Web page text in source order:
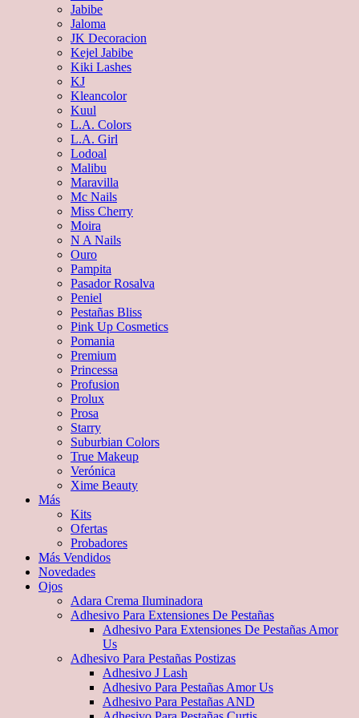
Jabibe
Jaloma
JK Decoracion
Kejel Jabibe
Kiki Lashes
KJ
Kleancolor
Kuul
L.A. Colors
L.A. Girl
Lodoal
Malibu
Maravilla
Mc Nails
Miss Cherry
Moira
N A Nails
Ouro
Pampita
Pasador Rosalva
Peniel
Pestañas Bliss
Pink Up Cosmetics
Pomania
Premium
Princessa
Profusion
Prolux
Prosa
Starry
Suburbian Colors
True Makeup
Verónica
Xime Beauty
Más
Kits
Ofertas
Probadores
Más Vendidos
Novedades
Ojos
Adara Crema Iluminadora
Adhesivo Para Extensiones De Pestañas
Adhesivo Para Extensiones De Pestañas Amor
Us
Adhesivo Para Pestañas Postizas
Adhesivo J Lash
Adhesivo Para Pestañas Amor Us
Adhesivo Para Pestañas AND